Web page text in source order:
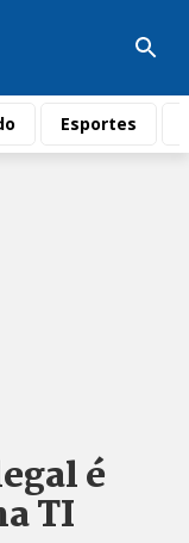
Esportes
é
TI